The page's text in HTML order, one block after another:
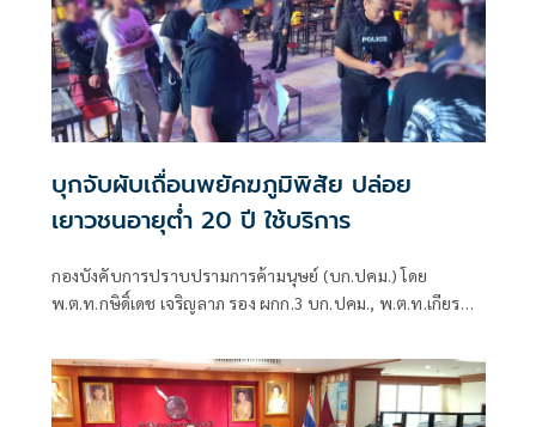
บุกจับผับเถื่อนพยัคฆภูมิพิสัย ปล่อย
เยาวชนอายุต่ำ 20 ปี ใช้บริการ
กองบังคับการปราบปรามการค้ามนุษย์ (บก.ปคม.) โดย
พ.ต.ท.กษิดิ์เดช เจริญลาภ รอง ผกก.3 บก.ปคม., พ.ต.ท.เกียรติ
พ.ต.ท.ประเวศน์ แสงพรหม สว.กก.3 บก.ปคม.,ร.ต.อ.สุวิทย์ อา
มาตมุลตรี รอง สว.กก.3 บก.ปคม. เจ้าหน้าที่ตำรวจ กก.3
บก.ปคม. พร้อมด้วย เจ้าหน้าที่ตำรวจ สภ.พยัคฆภูมิพิสัย